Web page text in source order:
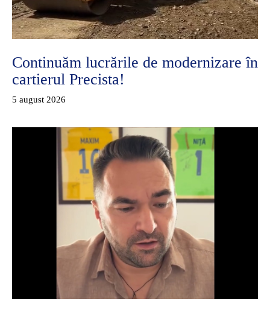
Continuăm lucrările de modernizare în
cartierul Precista!
5 august 2026